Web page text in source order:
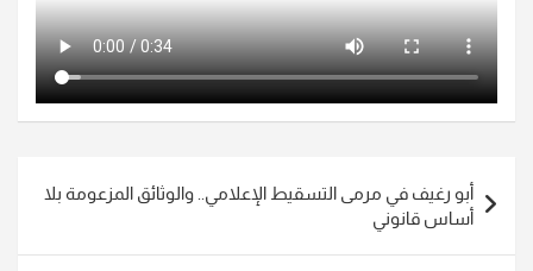
تصفّح
المقالات
أبو رغيف في مرمى التسقيط الإعلامي.. والوثائق المزعومة بلا
أساس قانوني